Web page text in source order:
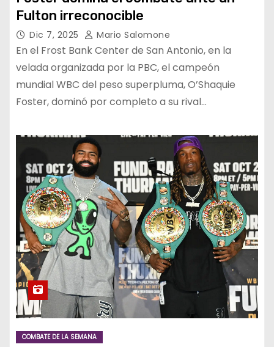
Fulton irreconocible
Dic 7, 2025 Mario Salomone
En el Frost Bank Center de San Antonio, en la
velada organizada por la PBC, el campeón
mundial WBC del peso superpluma, O’Shaquie
Foster, dominó por completo a su rival…
COMBATE DE LA SEMANA